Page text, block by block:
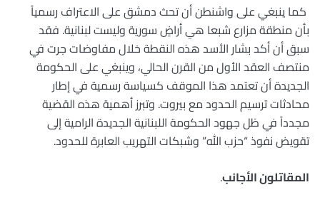
كما ينبغي على واشنطن أن تحث دمشق على الاعتراف رسمياً
بأن منطقة مزارع شبعا هي أراضٍ سورية وليست لبنانية. فقد
سبق أن أكد بشار الأسد هذه النقطة خلال مفاوضات جرت في
منتصف العقد الأول من القرن الحالي، وينبغي على الحكومة
الجديدة أن تعتمد هذا الموقف كسياسة رسمية في إطار
محادثات ترسيم الحدود مع بيروت. وتبرز أهمية هذه القضية
مجدداً في ظل جهود الحكومة اللبنانية الجديدة الرامية إلى
تقويض نفوذ “حزب الله” وشبكات التهريب العابرة للحدود.
المقاتلون الأجانب.